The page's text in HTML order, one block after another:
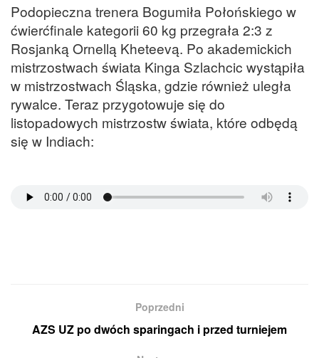
Podopieczna trenera Bogumiła Połońskiego w
ćwierćfinale kategorii 60 kg przegrała 2:3 z
Rosjanką Ornellą Kheteevą. Po akademickich
mistrzostwach świata Kinga Szlachcic wystąpiła
w mistrzostwach Śląska, gdzie również uległa
rywalce. Teraz przygotowuje się do
listopadowych mistrzostw świata, które odbędą
się w Indiach:
Poprzedni
AZS UZ po dwóch sparingach i przed turniejem